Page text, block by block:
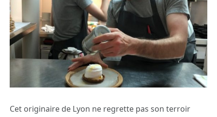
Cet originaire de Lyon ne regrette pas son terroir